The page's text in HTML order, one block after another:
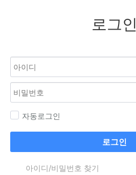
로그인
자동로그인
로그인
아이디/비밀번호 찾기